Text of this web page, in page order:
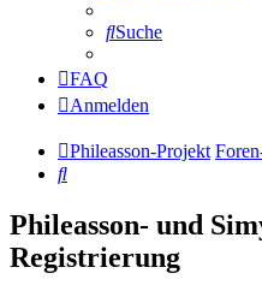
Suche
FAQ
Anmelden
Phileasson-Projekt
Suche
Phileasson- und
Registrierung